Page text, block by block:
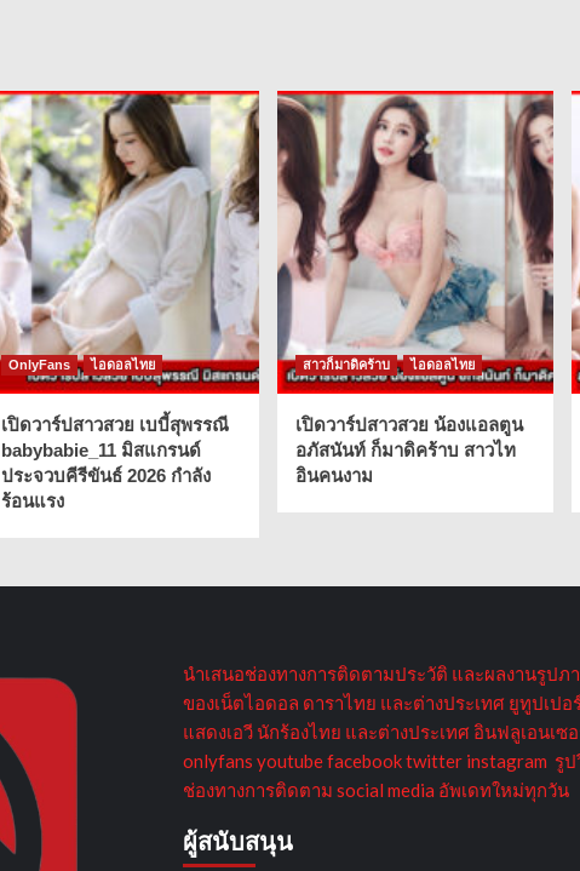
OnlyFans ไอดอลไทย
เปิดวาร์ปสาวสวย เบบี้สุพรรณี
babybabie_11 มิสแกรนด์
ประจวบคีรีขันธ์ 2026 กำลัง
ร้อนแรง
สาวก็มาดิคร้าบ ไอดอลไทย
เปิดวาร์ปสาวสวย น้องแอลตูน
อภัสนันท์ ก็มาดิคร้าบ สาวไท
อินคนงาม
นำเสนอช่องทางการติดตามประวัติ และผลงานรูปภ
ของเน็ตไอดอล ดาราไทย และต่างประเทศ ยูทูปเปอ
แสดงเอวี นักร้องไทย และต่างประเทศ อินฟลูเอนเซ
onlyfans youtube facebook twitter instagram รูป
ช่องทางการติดตาม social media อัพเดทใหม่ทุกวัน
ผู้สนับสนุน